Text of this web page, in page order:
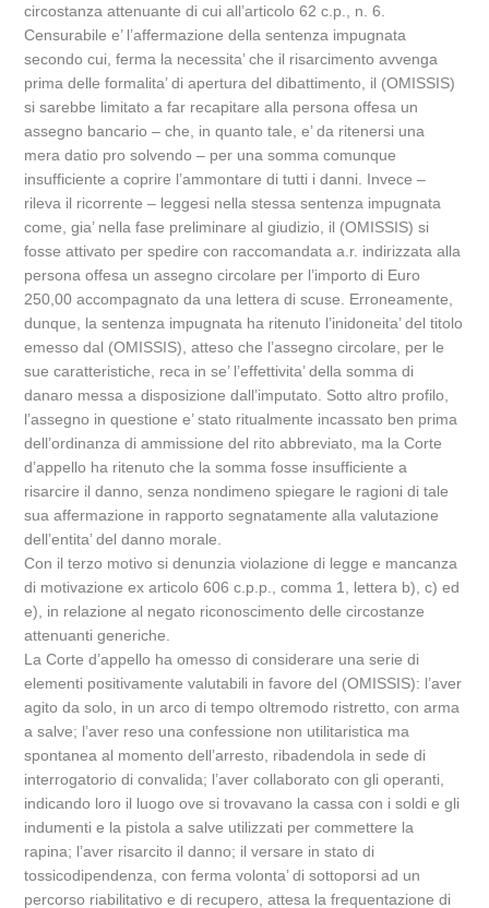
circostanza attenuante di cui all’articolo 62 c.p., n. 6.
Censurabile e’ l’affermazione della sentenza impugnata
secondo cui, ferma la necessita’ che il risarcimento avvenga
prima delle formalita’ di apertura del dibattimento, il (OMISSIS)
si sarebbe limitato a far recapitare alla persona offesa un
assegno bancario – che, in quanto tale, e’ da ritenersi una
mera datio pro solvendo – per una somma comunque
insufficiente a coprire l’ammontare di tutti i danni. Invece –
rileva il ricorrente – leggesi nella stessa sentenza impugnata
come, gia’ nella fase preliminare al giudizio, il (OMISSIS) si
fosse attivato per spedire con raccomandata a.r. indirizzata alla
persona offesa un assegno circolare per l’importo di Euro
250,00 accompagnato da una lettera di scuse. Erroneamente,
dunque, la sentenza impugnata ha ritenuto l’inidoneita’ del titolo
emesso dal (OMISSIS), atteso che l’assegno circolare, per le
sue caratteristiche, reca in se’ l’effettivita’ della somma di
danaro messa a disposizione dall’imputato. Sotto altro profilo,
l’assegno in questione e’ stato ritualmente incassato ben prima
dell’ordinanza di ammissione del rito abbreviato, ma la Corte
d’appello ha ritenuto che la somma fosse insufficiente a
risarcire il danno, senza nondimeno spiegare le ragioni di tale
sua affermazione in rapporto segnatamente alla valutazione
dell’entita’ del danno morale.
Con il terzo motivo si denunzia violazione di legge e mancanza
di motivazione ex articolo 606 c.p.p., comma 1, lettera b), c) ed
e), in relazione al negato riconoscimento delle circostanze
attenuanti generiche.
La Corte d’appello ha omesso di considerare una serie di
elementi positivamente valutabili in favore del (OMISSIS): l’aver
agito da solo, in un arco di tempo oltremodo ristretto, con arma
a salve; l’aver reso una confessione non utilitaristica ma
spontanea al momento dell’arresto, ribadendola in sede di
interrogatorio di convalida; l’aver collaborato con gli operanti,
indicando loro il luogo ove si trovavano la cassa con i soldi e gli
indumenti e la pistola a salve utilizzati per commettere la
rapina; l’aver risarcito il danno; il versare in stato di
tossicodipendenza, con ferma volonta’ di sottoporsi ad un
percorso riabilitativo e di recupero, attesa la frequentazione di